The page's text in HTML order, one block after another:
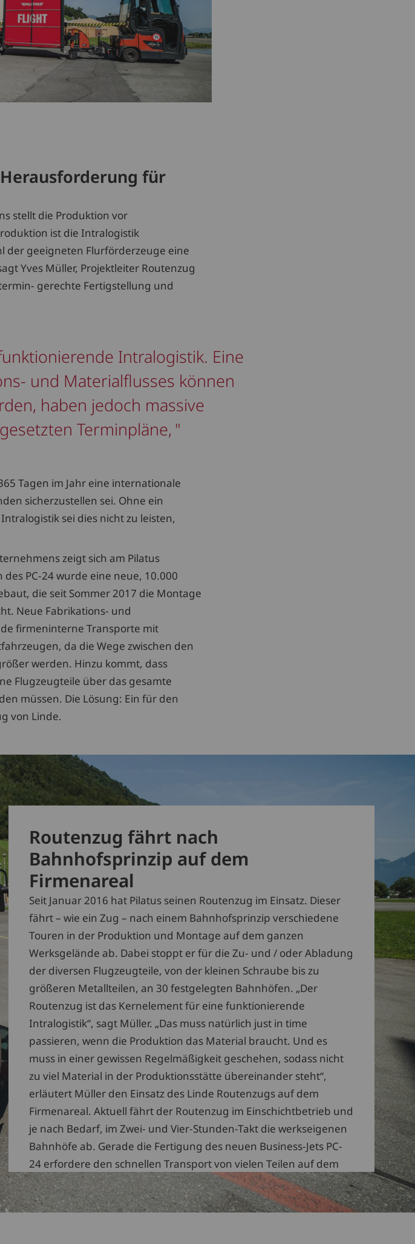
für
stellt die Produktion vor
ist die Intralogistik
der geeigneten Flurförderzeuge eine
Yves Müller, Projektleiter Routenzug
gerechte Fertigstellung und
Intralogistik. Eine
und Materialflusses können
haben jedoch massive
Terminpläne,
Tagen im Jahr eine internationale
sicherzustellen sei. Ohne ein
sei dies nicht zu leisten,
zeigt sich am Pilatus
PC-24 wurde eine neue, 10.000
die seit Sommer 2017 die Montage
Neue Fabrikations- und
firmeninterne Transporte mit
da die Wege zwischen den
werden. Hinzu kommt, dass
Flugzeugteile über das gesamte
müssen. Die Lösung: Ein für den
von Linde.
Routenzug fährt nach
Bahnhofsprinzip auf dem
Firmenareal
Seit Januar 2016 hat Pilatus seinen Routenzug im Einsatz. Dieser
fährt – wie ein Zug – nach einem Bahnhofsprinzip verschiedene
Touren in der Produktion und Montage auf dem ganzen
Werksgelände ab. Dabei stoppt er für die Zu- und / oder Abladung
der diversen Flugzeugteile, von der kleinen Schraube bis zu
größeren Metallteilen, an 30 festgelegten Bahnhöfen. „Der
Routenzug ist das Kernelement für eine funktionierende
Intralogistik“, sagt Müller. „Das muss natürlich just in time
passieren, wenn die Produktion das Material braucht. Und es
muss in einer gewissen Regelmäßigkeit geschehen, sodass nicht
zu viel Material in der Produktionsstätte übereinander steht“,
erläutert Müller den Einsatz des Linde Routenzugs auf dem
Firmenareal. Aktuell fährt der Routenzug im Einschichtbetrieb und
je nach Bedarf, im Zwei- und Vier-Stunden-Takt die werkseigenen
Bahnhöfe ab. Gerade die Fertigung des neuen Business-Jets PC-
24 erfordere den schnellen Transport von vielen Teilen auf dem
Werksgelände.